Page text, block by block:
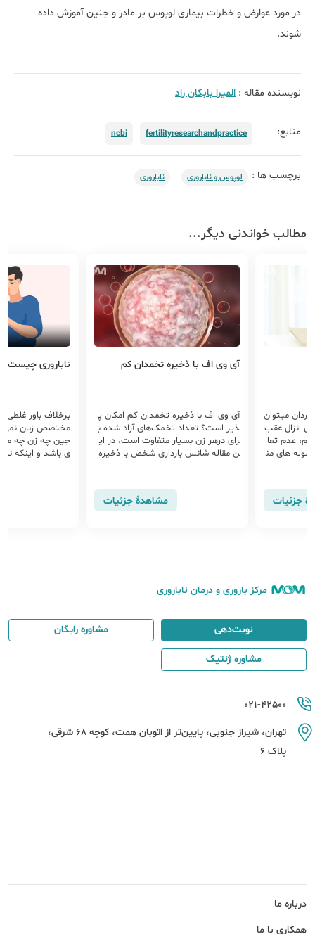
در مورد عوارض و خطرات بیماری لوپوس بر مادر و جنین آموزش داده
شوند.
نویسنده مقاله : الميرا بابكان راد
منابع: fertilityresearchandpractice
ncbi
برچسب ها : لوپوس و ناباروری ناباروری
مطالب خواندنی دیگر...
آی وی اف با ذخیره تخمدان کم
آی وی اف با ذخیره تخمدان کم امکان پ
ذیر است؟ تعداد تخمک‌های آزاد شده ب
رای درهر زن بسیار متفاوت است، در ای
ن مقاله شانس بارداری شخص با ذخیره
ناباروری چیست
برخلاف باور غلطی که وجود دارد ناباروری
مختصص زنان نمی باشد و هر یک از زو
جین چه زن چه مرد می تواند علل
ی باشد و اینکه ناباروری به معنی هرگز
مرکز باروری و درمان ناباروری
درباره ما
همکاری با ما
021-42500
تهران، شیراز جنوبی، پایین‌تر از اتوبان همت، کوچه 68 شرقی،
پلاک 6
نوبت‌دهی مشاوره رایگان
مشاوره ژنتیک